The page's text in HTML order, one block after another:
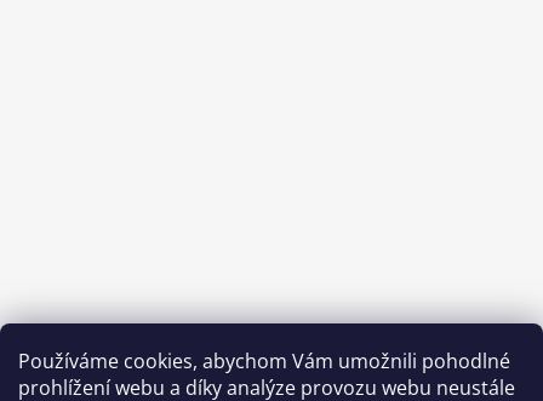
Používáme cookies, abychom Vám umožnili pohodlné
prohlížení webu a díky analýze provozu webu neustále